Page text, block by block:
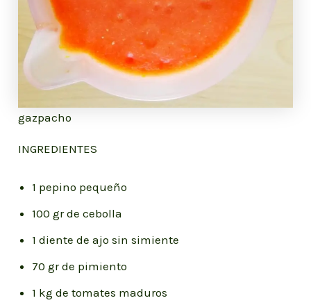
gazpacho
INGREDIENTES
1 pepino pequeño
100 gr de cebolla
1 diente de ajo sin simiente
70 gr de pimiento
1 kg de tomates maduros